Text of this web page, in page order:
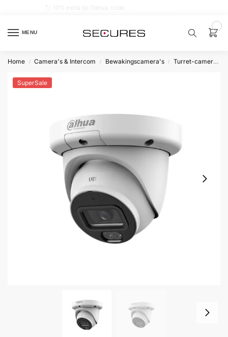
MENU
product…
samenstellen
Home / Camera's & Intercom / Bewakingscamera's / Turret-camera's
SuperSale